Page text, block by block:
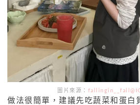
圖片來源：
做法很簡單，建議先吃蔬菜和蛋白